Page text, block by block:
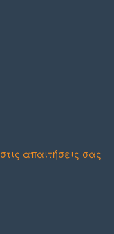
απαιτήσεις σας